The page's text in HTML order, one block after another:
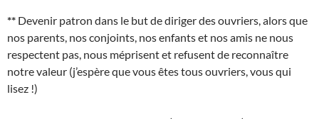
** Devenir patron dans le but de diriger des ouvriers, alors que
nos parents, nos conjoints, nos enfants et nos amis ne nous
respectent pas, nous méprisent et refusent de reconnaître
notre valeur (j’espère que vous êtes tous ouvriers, vous qui
lisez !)